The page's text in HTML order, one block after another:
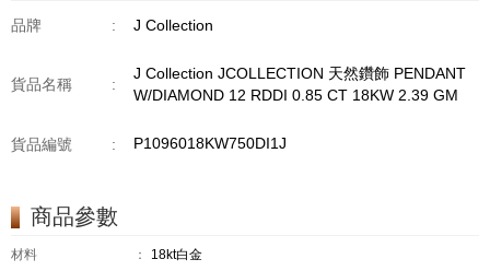
品牌 : J Collection
貨品名稱 :
J Collection JCOLLECTION 天然鑽飾 PENDANT
W/DIAMOND 12 RDDI 0.85 CT 18KW 2.39 GM
貨品編號 : P1096018KW750DI1J
商品參數
材料 ： 18kt白金